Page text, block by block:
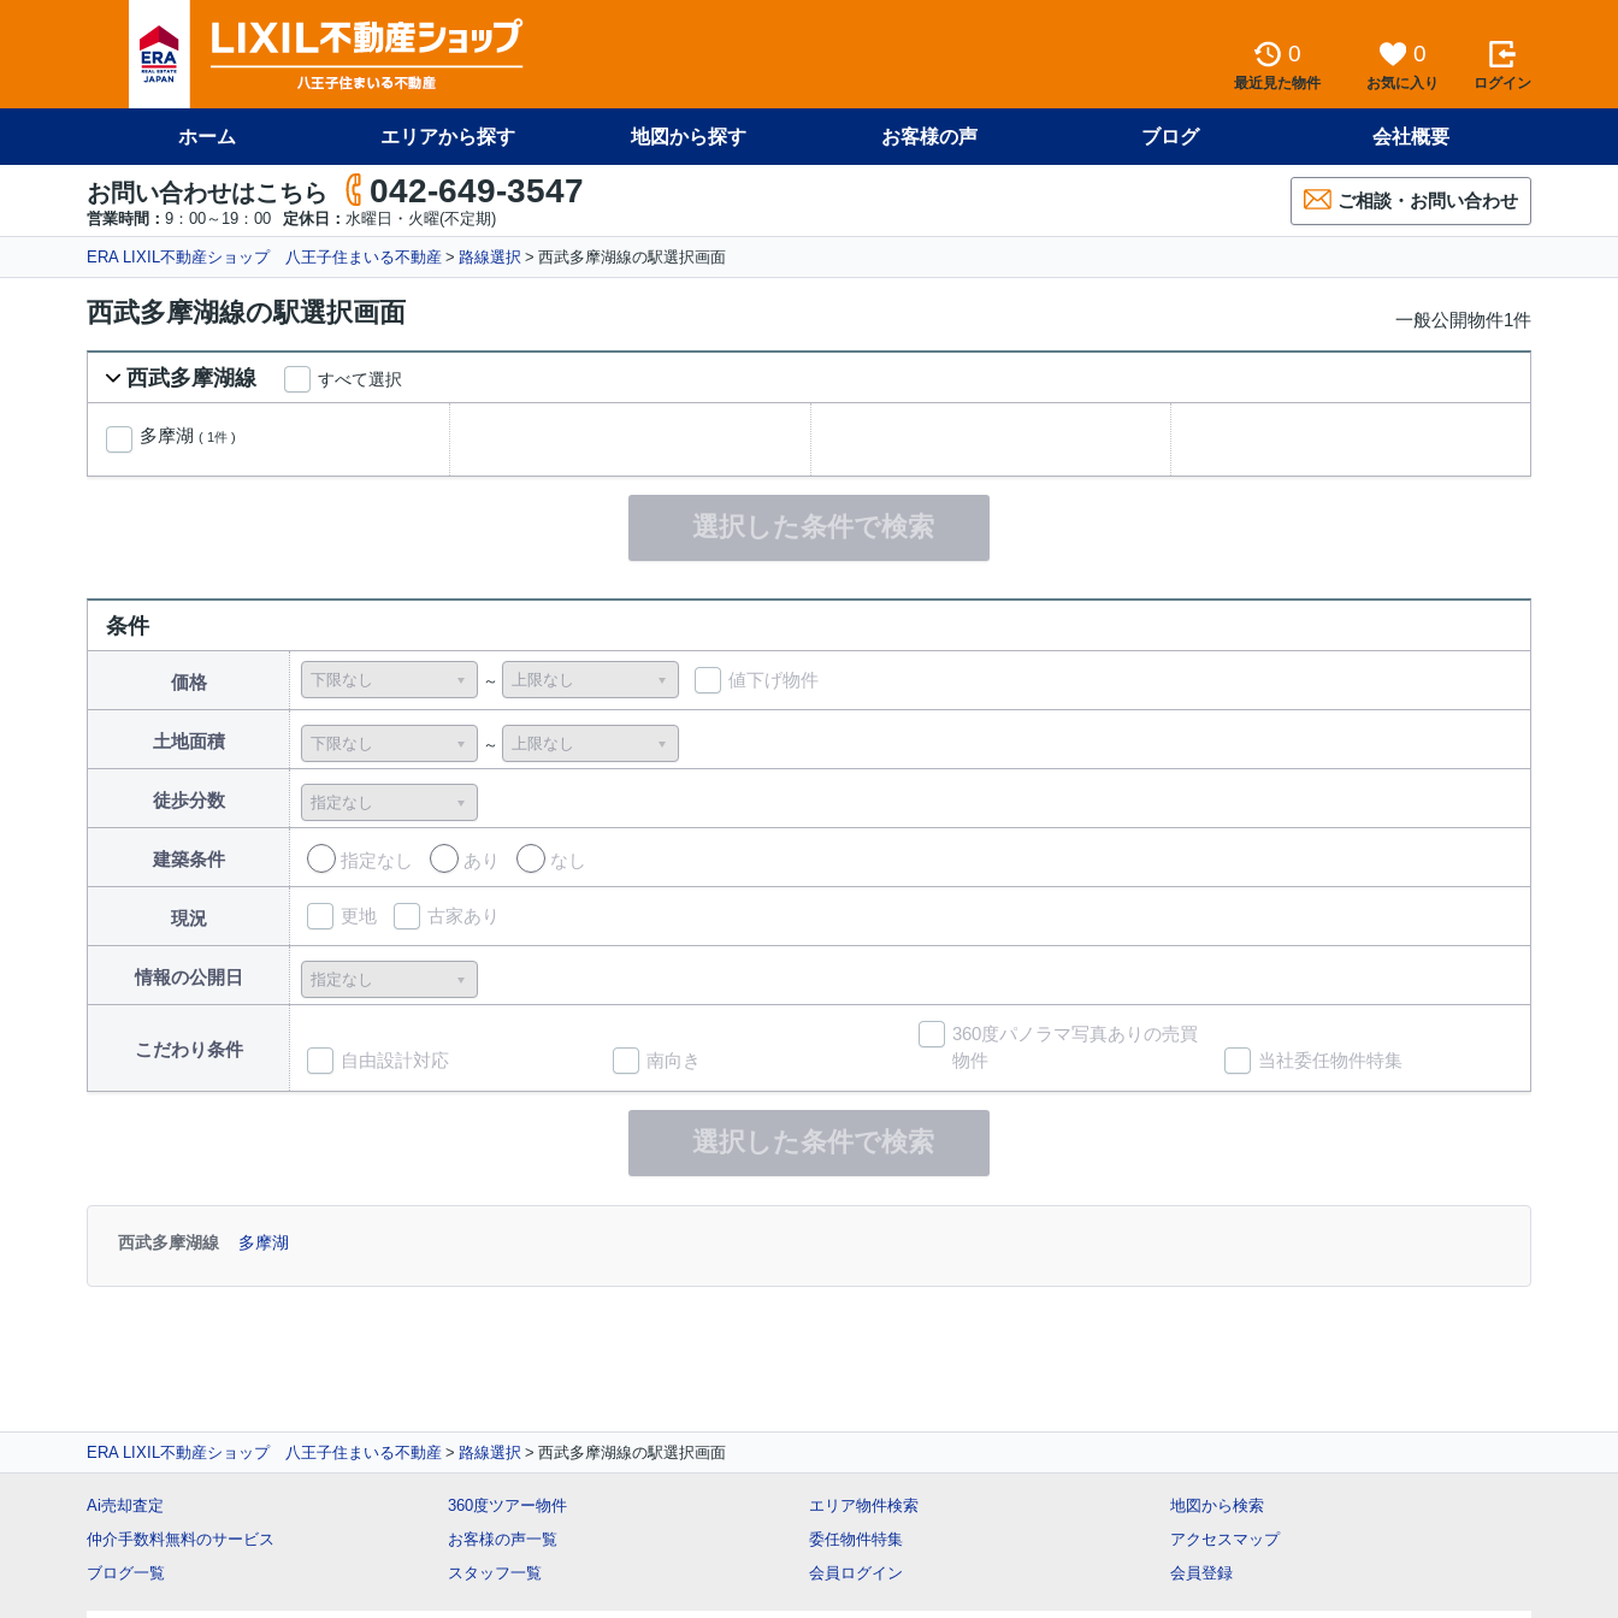
0
最近見た物件
0
お気に入り ログイン
ホーム エリアから探す 地図から探す お客様の声 ブログ 会社概要
お問い合わせはこちら 042-649-3547
営業時間： 9：00～19：00 定休日： 水曜日・火曜(不定期)
ご相談・お問い合わせ
ERA LIXIL不動産ショップ 八王子住まいる不動産 路線選択 西武多摩湖線の駅選択画面
西武多摩湖線の駅選択画面 一般公開物件1件
西武多摩湖線 すべて選択
多摩湖 ( 1件 )
選択した条件で検索
条件
価格 値下げ物件
土地面積
徒歩分数
建築条件 指定なし あり なし
現況 更地 古家あり
情報の公開日
こだわり条件
自由設計対応 南向き
360度パノラマ写真ありの売買
物件
当社委任物件特集
選択した条件で検索
西武多摩湖線 多摩湖
ERA LIXIL不動産ショップ 八王子住まいる不動産 路線選択 西武多摩湖線の駅選択画面
Ai売却査定
仲介手数料無料のサービス
ブログ一覧
360度ツアー物件
お客様の声一覧
スタッフ一覧
エリア物件検索
委任物件特集
会員ログイン
地図から検索
アクセスマップ
会員登録